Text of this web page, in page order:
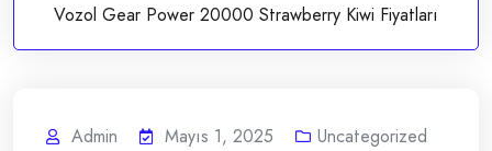
Vozol Gear Power 20000 Strawberry Kiwi Fiyatları
Admin Mayıs 1, 2025 Uncategorized